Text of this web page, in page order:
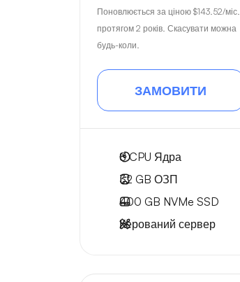
Поновлюється за ціною $143.52/міс.
протягом 2 років. Скасувати можна
будь-коли.
ЗАМОВИТИ
8CPU Ядра
32 GB ОЗП
400 GB NVMe SSD
Керований сервер